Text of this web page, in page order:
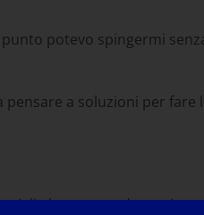
potevo spingermi
a soluzioni per fare
ha un grande merito: